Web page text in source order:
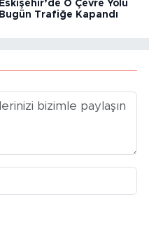
Eskişehir’de O Çevre Yolu
Bugün Trafiğe Kapandı